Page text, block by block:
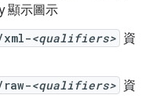
顯示圖示
xml-<qualifiers> 資
<qualifiers> 資